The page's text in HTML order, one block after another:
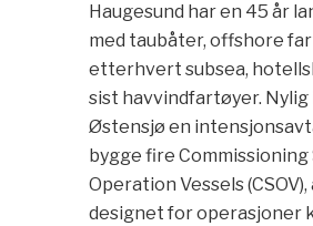
Haugesund har en 45 år
med taubåter, offshore
etterhvert subsea,
sist havvindfartøyer.
Østensjø en
bygge fire Commissioning
Operation Vessels (CSOV),
designet for operasjoner